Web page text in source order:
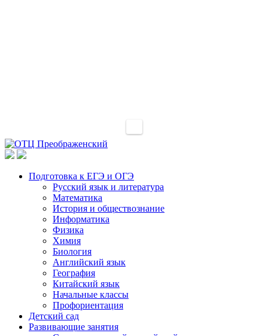
Подготовка к ЕГЭ и ОГЭ
Русский язык и литература
Математика
История и обществознание
Информатика
Физика
Химия
Биология
Английский язык
География
Китайский язык
Начальные классы
Профориентация
Детский сад
Развивающие занятия